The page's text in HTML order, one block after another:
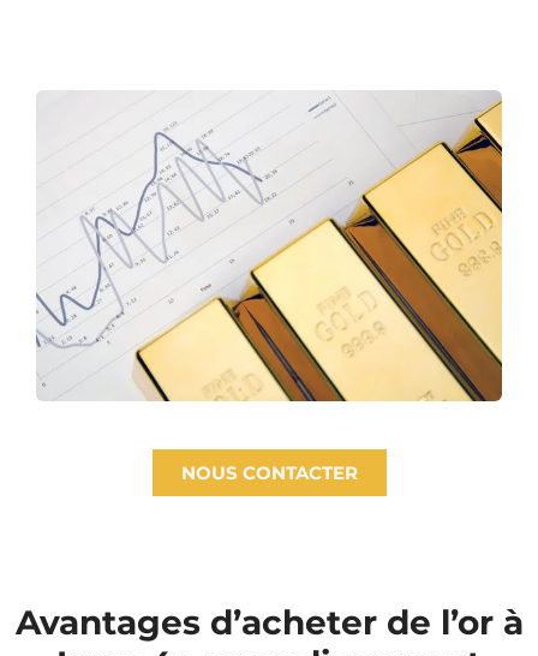
NOUS CONTACTER
Avantages d’acheter de l’or à